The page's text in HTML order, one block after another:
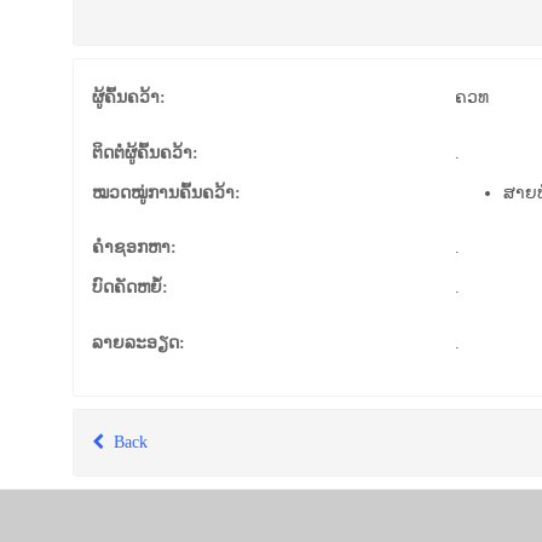
ຜູ້ຄົ້ນຄວ້າ: ຄ​ວ​ທ
ຕິດຕໍ່ຜູ້ຄົ້ນຄວ້າ:
ໝວດໝູ່ການຄົ້ນຄວ້າ: ສາຍ
ຄຳຊອກຫາ: .
ບົດຄັດຫຍໍ້: .
ລາຍລະອຽດ:
Back